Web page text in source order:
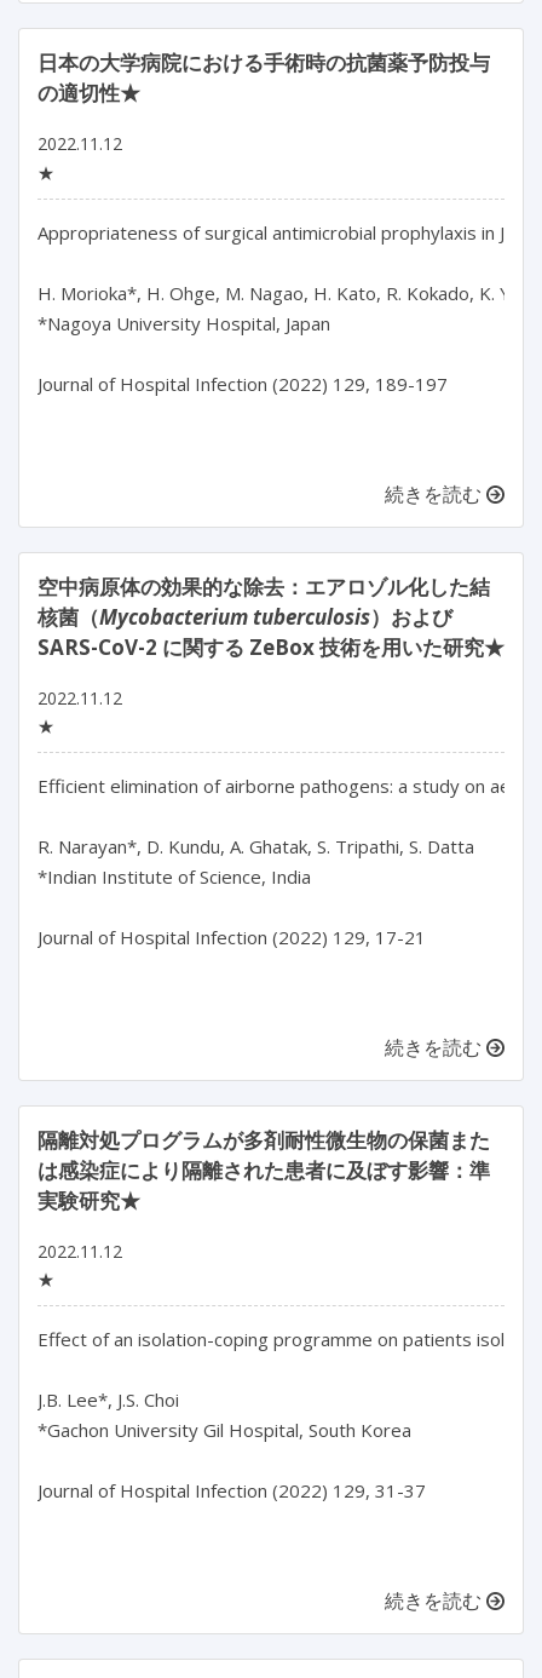
日本の大学病院における手術時の抗菌薬予防投与
の適切性★
2022.11.12
★
Appropriateness of surgical antimicrobial prophylaxis in
H. Morioka*, H. Ohge, M. Nagao, H. Kato, R. Kokado, K.
*Nagoya University Hospital, Japan
Journal of Hospital Infection (2022) 129, 189-197
続きを読む
空中病原体の効果的な除去：エアロゾル化した結
核菌（Mycobacterium tuberculosis）および
SARS-CoV-2 に関する ZeBox 技術を用いた研究★
2022.11.12
★
Efficient elimination of airborne pathogens: a study on
R. Narayan*, D. Kundu, A. Ghatak, S. Tripathi, S. Datta
*Indian Institute of Science, India
Journal of Hospital Infection (2022) 129, 17-21
続きを読む
隔離対処プログラムが多剤耐性微生物の保菌また
は感染症により隔離された患者に及ぼす影響：準
実験研究★
2022.11.12
★
Effect of an isolation-coping programme on patients
J.B. Lee*, J.S. Choi
*Gachon University Gil Hospital, South Korea
Journal of Hospital Infection (2022) 129, 31-37
続きを読む